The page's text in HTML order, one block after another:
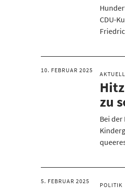
CDU-
10. FEBRUAR 2025
zu
Bei
5. FEBRUAR 2025
POLITIK